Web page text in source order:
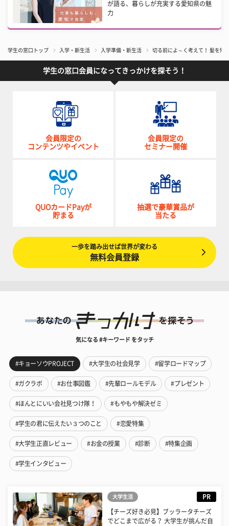
が語る、暮らしが充実する愛知県の魅
力
学生の窓口トップ 入学・新生活 入学準備・新生活 切る前によ～く考えて！ 髪を短
学生の窓口会員になってきっかけを探そう！
会員限定の
コンテンツやイベント
会員限定の
セミナー開催
QUOカードPayが
貯まる
抽選で豪華賞品が
当たる
一歩を踏み出せば世界が変わる
無料会員登録
気になる #キーワード をタッチ
#キョーソウPROJECT #大学生の社会見学 #留学ロードマップ
#ガクラボ #お仕事図鑑 #先輩ロールモデル #プレゼント
#ほんとにいい会社見つけ隊！ #もやもや解決ゼミ
#学生の君に伝えたい３つのこと #恋愛特集
#大学生正直レビュー #お金の授業 #診断 #特集企画
#学生インタビュー
大学生活 PR
【チーズ好き必見】ブッラータチーズ
でどこまで広がる？ 大学生が挑んだ自